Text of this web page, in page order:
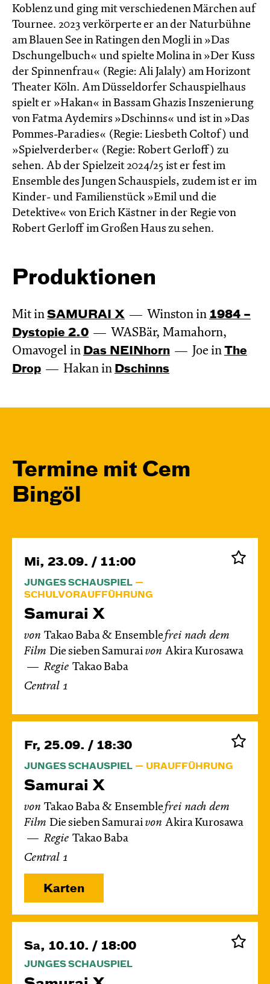
Koblenz und ging mit verschiedenen Märchen auf
Tournee. 2023 verkörperte er an der Naturbühne
am Blauen See in Ratingen den Mogli in »Das
Dschungelbuch« und spielte Molina in »Der Kuss
der Spinnenfrau« (Regie: Ali Jalaly) am Horizont
Theater Köln. Am Düsseldorfer Schauspielhaus
spielt er »Hakan« in Bassam Ghazis Inszenierung
von Fatma Aydemirs »Dschinns« und ist in »Das
Pommes-Paradies« (Regie: Liesbeth Coltof) und
»Spielverderber« (Regie: Robert Gerloff) zu
sehen. Ab der Spielzeit 2024/25 ist er fest im
Ensemble des Jungen Schauspiels, zudem ist er im
Kinder- und Familienstück »Emil und die
Detektive« von Erich Kästner in der Regie von
Robert Gerloff im Großen Haus zu sehen.
Produktionen
Mit in SAMURAI X Winston in 1984 –
Dystopie 2.0
WASBär, Mamahorn,
Omavogel in Das NEIN­horn Joe in The
Drop
Hakan in Dschinns
Termine mit Cem
Bingöl
Mi, 23.09. / 11:00
JUNGES SCHAUSPIEL
SCHULVORAUFFÜHRUNG
Samurai X
von Takao Baba & Ensemblefrei nach dem
Film Die sieben Samurai von Akira Kurosawa
Regie Takao Baba
Central 1
Fr, 25.09. / 18:30
JUNGES SCHAUSPIEL URAUFFÜHRUNG
Samurai X
von Takao Baba & Ensemblefrei nach dem
Film Die sieben Samurai von Akira Kurosawa
Regie Takao Baba
Central 1
Karten
Sa, 10.10. / 18:00
JUNGES SCHAUSPIEL